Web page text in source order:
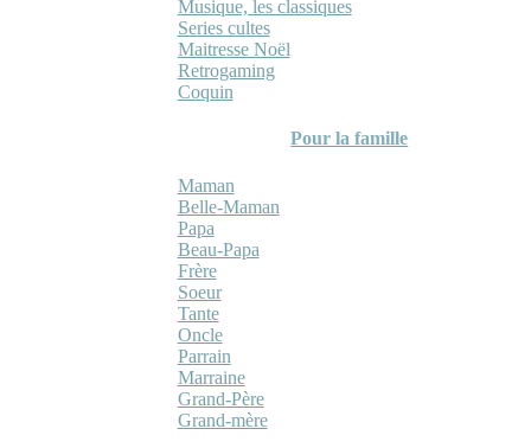
Musique, les classiques
Series cultes
Maitresse Noël
Retrogaming
Coquin
Pour la famille
Maman
Belle-Maman
Papa
Beau-Papa
Frère
Soeur
Tante
Oncle
Parrain
Marraine
Grand-Père
Grand-mère